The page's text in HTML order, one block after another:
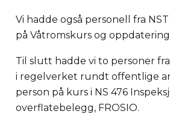
Vi hadde også personell fra
på Våtromskurs og oppdatering
Til slutt hadde vi to personer
i regelverket rundt offentlige
person på kurs i NS 476
overflatebelegg, FROSIO.